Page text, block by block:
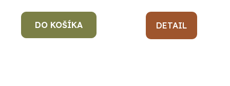
DO KOŠÍKA DETAIL